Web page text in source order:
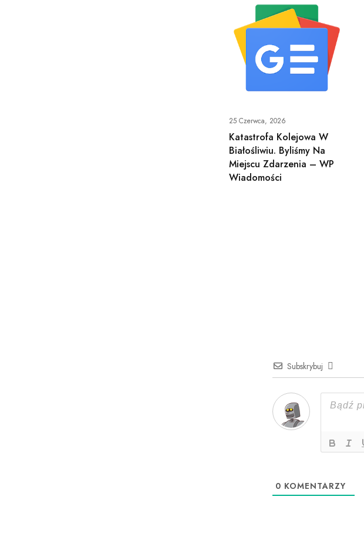
25 Czerwca, 2026
Katastrofa Kolejowa W
Białośliwiu. Byliśmy Na
Miejscu Zdarzenia – WP
Wiadomości
Subskrybuj
0 KOMENTARZY